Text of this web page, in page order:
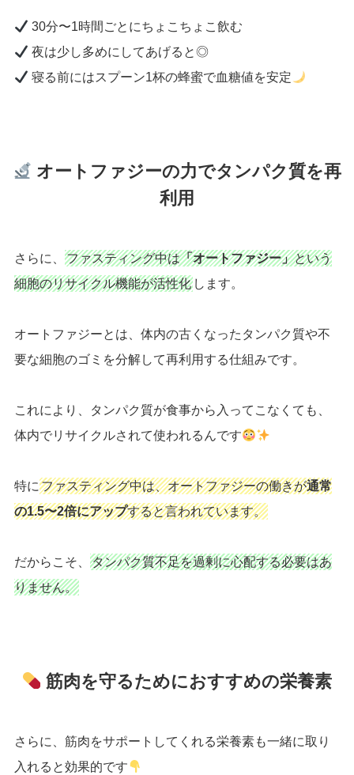
30分〜1時間ごとにちょこちょこ飲む
夜は少し多めにしてあげると◎
寝る前にはスプーン1杯の蜂蜜で血糖値を安定
オートファジーの力でタンパク質を再
利用
さらに、 ファスティング中は「オートファジー」という
細胞のリサイクル機能が活性化します。
オートファジーとは、体内の古くなったタンパク質や不
要な細胞のゴミを分解して再利用する仕組みです。
これにより、タンパク質が食事から入ってこなくても、
体内でリサイクルされて使われるんです
特に ファスティング中は、オートファジーの働きが通常
の1.5〜2倍にアップすると言われています。
だからこそ、
タンパク質不足を過剰に心配する必要はあ
りません。
筋肉を守るためにおすすめの栄養素
さらに、筋肉をサポートしてくれる栄養素も一緒に取り
入れると効果的です